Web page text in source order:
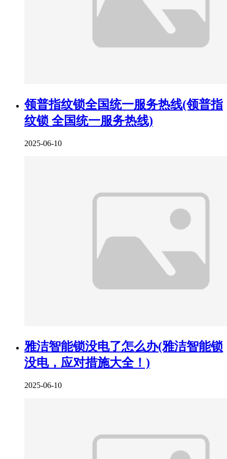
领普指纹锁全国统一服务热线(领普指
纹锁 全国统一服务热线)
2025-06-10
雅洁智能锁没电了怎么办(雅洁智能锁
没电，应对措施大全！)
2025-06-10